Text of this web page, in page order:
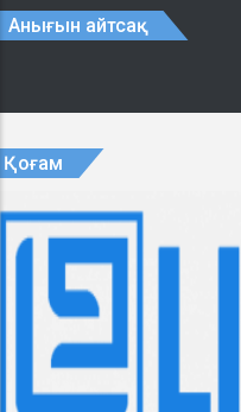
Анығын айтсақ
Қоғам